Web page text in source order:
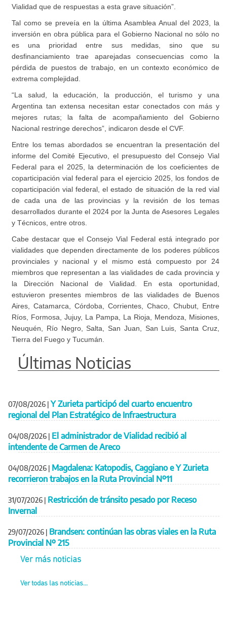
Vialidad que de respuestas a esta grave situación”.
Tal como se preveía en la última Asamblea Anual del 2023, la
inversión en obra pública para el Gobierno Nacional no sólo no
es una prioridad entre sus medidas, sino que su
desfinanciamiento trae aparejadas consecuencias como la
pérdida de puestos de trabajo, en un contexto económico de
extrema complejidad.
“La salud, la educación, la producción, el turismo y una
Argentina tan extensa necesitan estar conectados con más y
mejores rutas; la falta de acompañamiento del Gobierno
Nacional restringe derechos”, indicaron desde el CVF.
Entre los temas abordados se encuentran la presentación del
informe del Comité Ejecutivo, el presupuesto del Consejo Vial
Federal para el 2025, la determinación de los coeficientes de
coparticipación vial federal para el ejercicio 2025, los fondos de
coparticipación vial federal, el estado de situación de la red vial
de cada una de las provincias y la revisión de los temas
desarrollados durante el 2024 por la Junta de Asesores Legales
y Técnicos, entre otros.
Cabe destacar que el Consejo Vial Federal está integrado por
vialidades que dependen directamente de los poderes públicos
provinciales y nacional y el mismo está compuesto por 24
miembros que representan a las vialidades de cada provincia y
la Dirección Nacional de Vialidad. En esta oportunidad,
estuvieron presentes miembros de las vialidades de Buenos
Aires, Catamarca, Córdoba, Corrientes, Chaco, Chubut, Entre
Ríos, Formosa, Jujuy, La Pampa, La Rioja, Mendoza, Misiones,
Neuquén, Río Negro, Salta, San Juan, San Luis, Santa Cruz,
Tierra del Fuego y Tucumán.
Últimas Noticias
07/08/2026 | Y Zurieta participó del cuarto encuentro
regional del Plan Estratégico de Infraestructura
04/08/2026 | El administrador de Vialidad recibió al
intendente de Carmen de Areco
04/08/2026 | Magdalena: Katopodis, Caggiano e Y Zurieta
recorrieron trabajos en la Ruta Provincial Nº11
31/07/2026 | Restricción de tránsito pesado por Receso
Invernal
29/07/2026 | Brandsen: continúan las obras viales en la Ruta
Provincial Nº 215
Ver más noticias
Ver todas las noticias...